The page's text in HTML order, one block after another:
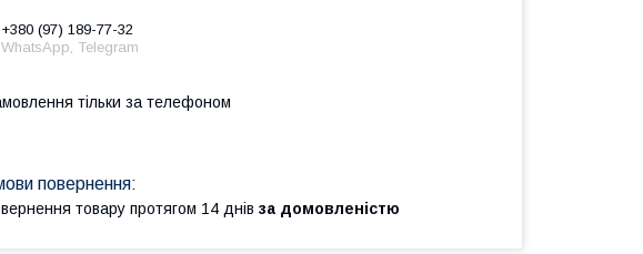
+380 (97) 189-77-32
WhatsApp, Telegram
тільки за телефоном
товару протягом 14 днів за домовленістю